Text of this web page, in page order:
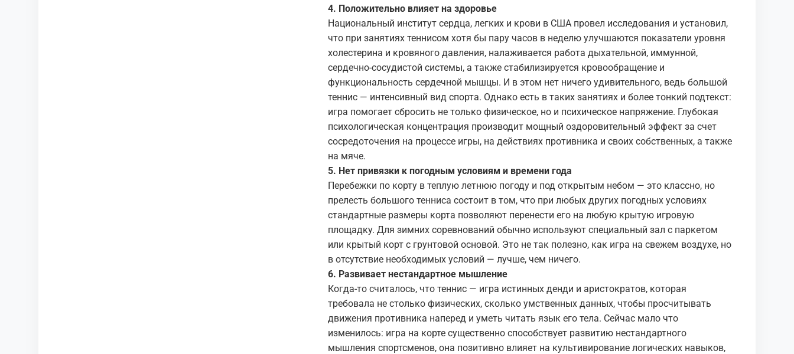
4. Положительно влияет на здоровье
Национальный институт сердца, легких и крови в США провел исследования и установил,
что при занятиях теннисом хотя бы пару часов в неделю улучшаются показатели уровня
холестерина и кровяного давления, налаживается работа дыхательной, иммунной,
сердечно-сосудистой системы, а также стабилизируется кровообращение и
функциональность сердечной мышцы. И в этом нет ничего удивительного, ведь большой
теннис — интенсивный вид спорта. Однако есть в таких занятиях и более тонкий подтекст:
игра помогает сбросить не только физическое, но и психическое напряжение. Глубокая
психологическая концентрация производит мощный оздоровительный эффект за счет
сосредоточения на процессе игры, на действиях противника и своих собственных, а также
на мяче.
5. Нет привязки к погодным условиям и времени года
Перебежки по корту в теплую летнюю погоду и под открытым небом — это классно, но
прелесть большого тенниса состоит в том, что при любых других погодных условиях
стандартные размеры корта позволяют перенести его на любую крытую игровую
площадку. Для зимних соревнований обычно используют специальный зал с паркетом
или крытый корт с грунтовой основой. Это не так полезно, как игра на свежем воздухе, но
в отсутствие необходимых условий — лучше, чем ничего.
6. Развивает нестандартное мышление
Когда-то считалось, что теннис — игра истинных денди и аристократов, которая
требовала не столько физических, сколько умственных данных, чтобы просчитывать
движения противника наперед и уметь читать язык его тела. Сейчас мало что
изменилось: игра на корте существенно способствует развитию нестандартного
мышления спортсменов, она позитивно влияет на культивирование логических навыков,